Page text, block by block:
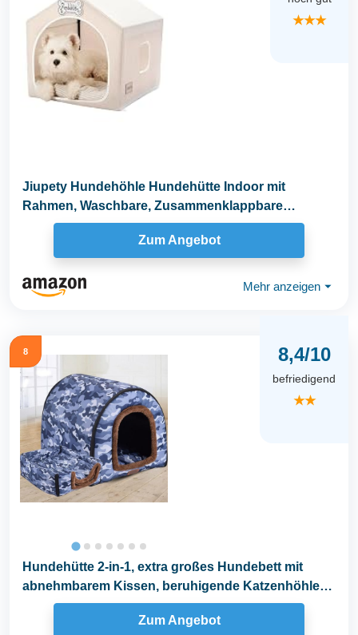
★★★
Jiupety Hundehöhle Hundehütte Indoor mit
Rahmen, Waschbare, Zusammenklappbare
Hundezelt, Hundehaus...
Zum Angebot
Mehr anzeigen ⏷
8 8,4/10
befriedigend
★★
Hundehütte 2-in-1, extra großes Hundebett mit
abnehmbarem Kissen, beruhigende Katzenhöhle
Zum Angebot